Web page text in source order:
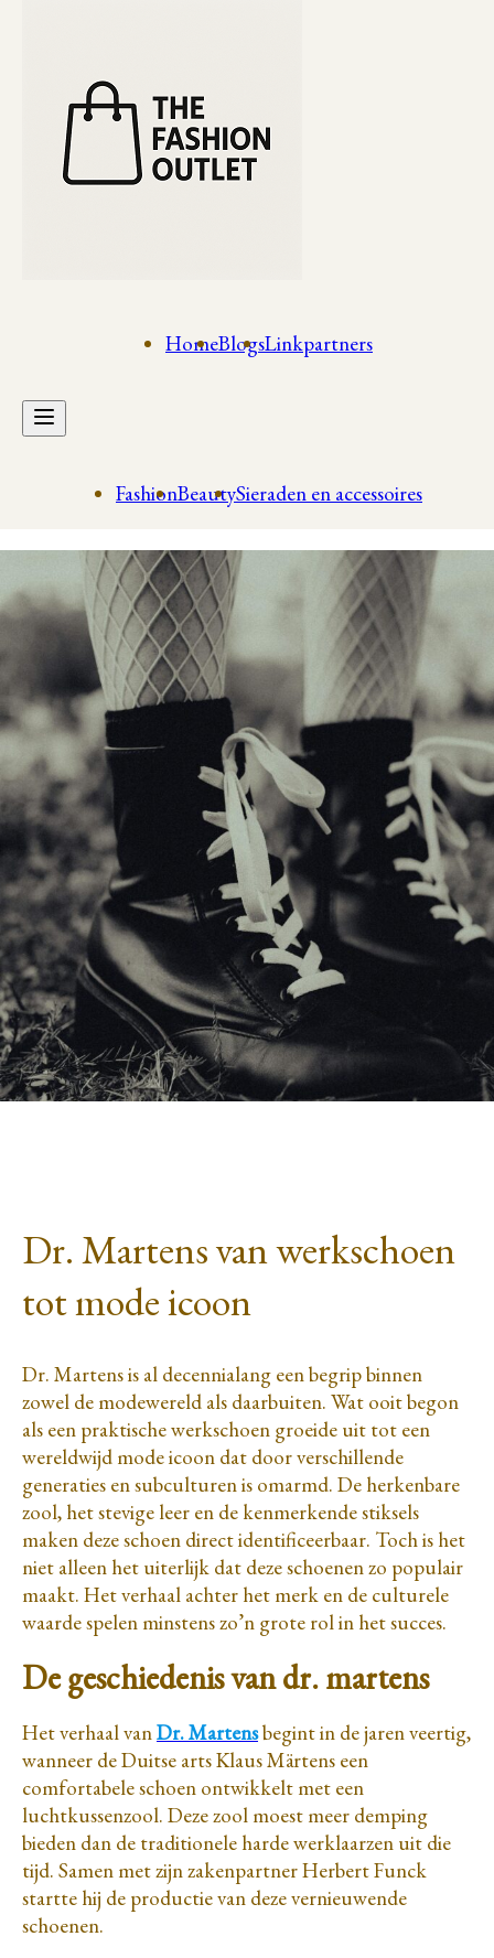
HomeBlogsLinkpartners
FashionBeautySieraden en accessoires
Dr. Martens van werkschoen
tot mode icoon
Dr. Martens is al decennialang een begrip binnen
zowel de modewereld als daarbuiten. Wat ooit begon
als een praktische werkschoen groeide uit tot een
wereldwijd mode icoon dat door verschillende
generaties en subculturen is omarmd. De herkenbare
zool, het stevige leer en de kenmerkende stiksels
maken deze schoen direct identificeerbaar. Toch is het
niet alleen het uiterlijk dat deze schoenen zo populair
maakt. Het verhaal achter het merk en de culturele
waarde spelen minstens zo’n grote rol in het succes.
De geschiedenis van dr. martens
Het verhaal vanDr. Martensbegint in de jaren veertig,
wanneer de Duitse arts Klaus Märtens een
comfortabele schoen ontwikkelt met een
luchtkussenzool. Deze zool moest meer demping
bieden dan de traditionele harde werklaarzen uit die
tijd. Samen met zijn zakenpartner Herbert Funck
startte hij de productie van deze vernieuwende
schoenen.